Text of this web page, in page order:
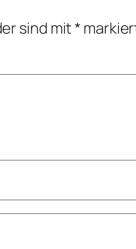
sind mit*